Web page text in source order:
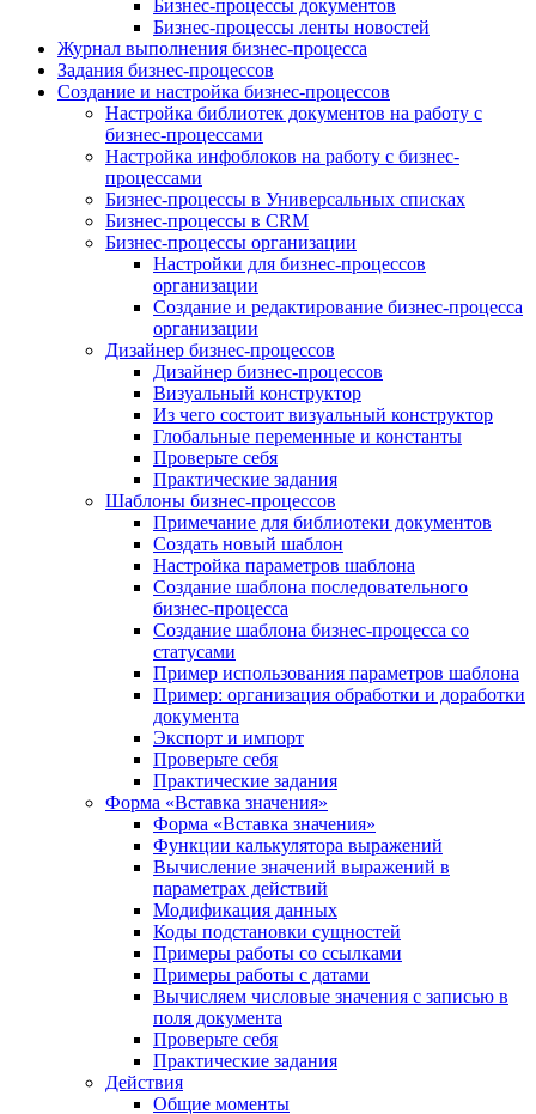
Бизнес-процессы документов
Бизнес-процессы ленты новостей
Журнал выполнения бизнес-процесса
Задания бизнес-процессов
Создание и настройка бизнес-процессов
Настройка библиотек документов на работу с
бизнес-процессами
Настройка инфоблоков на работу с бизнес-
процессами
Бизнес-процессы в Универсальных списках
Бизнес-процессы в CRM
Бизнес-процессы организации
Настройки для бизнес-процессов
организации
Создание и редактирование бизнес-процесса
организации
Дизайнер бизнес-процессов
Дизайнер бизнес-процессов
Визуальный конструктор
Из чего состоит визуальный конструктор
Глобальные переменные и константы
Проверьте себя
Практические задания
Шаблоны бизнес-процессов
Примечание для библиотеки документов
Создать новый шаблон
Настройка параметров шаблона
Создание шаблона последовательного
бизнес-процесса
Создание шаблона бизнес-процесса со
статусами
Пример использования параметров шаблона
Пример: организация обработки и доработки
документа
Экспорт и импорт
Проверьте себя
Практические задания
Форма «Вставка значения»
Форма «Вставка значения»
Функции калькулятора выражений
Вычисление значений выражений в
параметрах действий
Модификация данных
Коды подстановки сущностей
Примеры работы со ссылками
Примеры работы с датами
Вычисляем числовые значения с записью в
поля документа
Проверьте себя
Практические задания
Действия
Общие моменты